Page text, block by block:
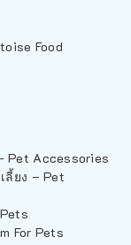
Food
Pet Accessories
ยง – Pet
For Pets